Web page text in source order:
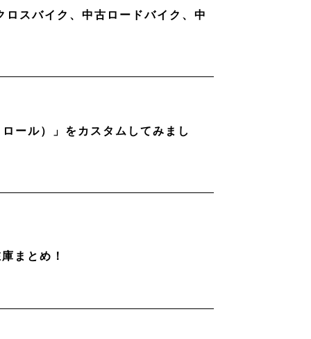
スバイク、中古ロードバイク、中
ール）」をカスタムしてみまし
まとめ！